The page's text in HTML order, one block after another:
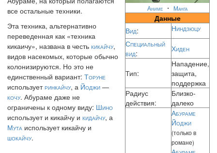
Аниме ・ Манга
Данные
Вид:
Ниндзюцу
Специальный
вид: Хиден
Тип:
Нападение,
защита,
поддержка
Радиус
действия:
Близко-
далеко
Абураме
Йоджи
(только в
романе)
все остальные техники.
Эта техника, альтернативно
переведенная как «техника
кикаичу», названа в честь кикайчу,
видов насекомых, которые обычно
колонизируются. Но это не
единственный вариант: Торуне
используетринкайчу, а Йоджи —
кочу. Абураме даже не
ограничены к одному виду: Шино
использует и кикайчу и кидайчу, а
Мута использует кикайчу и
шокайчу.